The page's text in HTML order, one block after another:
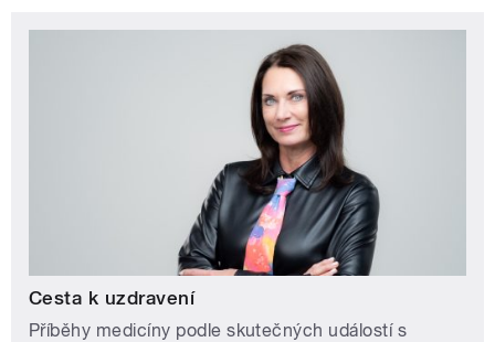
Cesta k uzdravení
Příběhy medicíny podle skutečných událostí s